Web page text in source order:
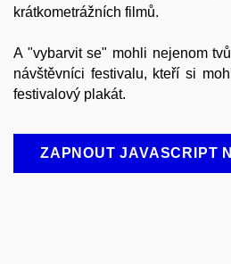
krátkometrážních filmů.
A "vybarvit se" mohli nejenom
návštěvníci festivalu, kteří si
festivalový plakát.
ZAPNOUT JAVASCRIPT